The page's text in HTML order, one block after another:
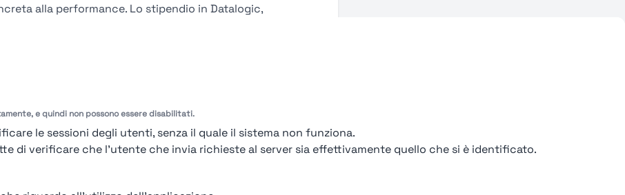
e quindi non possono essere disabilitati.
le sessioni degli utenti, senza il quale il sistema non funziona.
di verificare che l'utente che invia richieste al server sia effettivamente quello che si è identificato.
alla performance. Lo stipendio in Datalogic,
Guarda le valutazioni →